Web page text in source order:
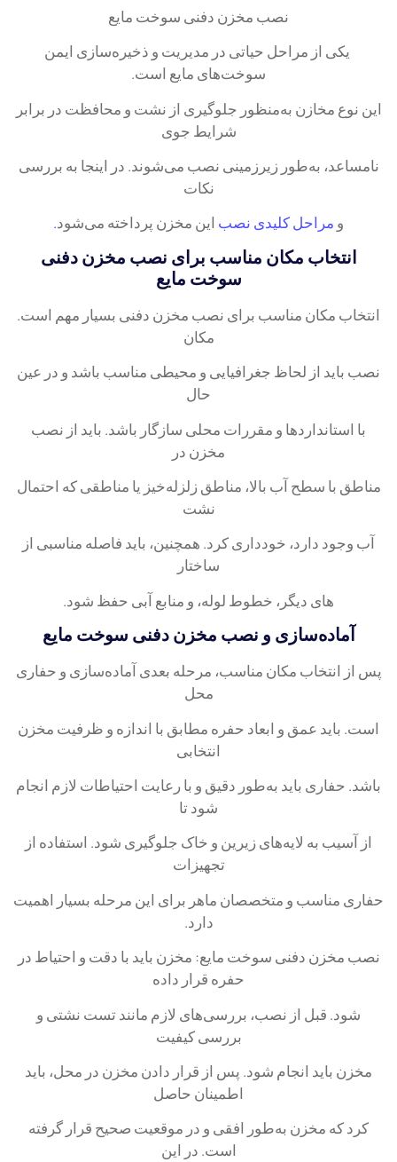
نصب مخزن دفنی سوخت مایع
یکی از مراحل حیاتی در مدیریت و ذخیره‌سازی ایمن
سوخت‌های مایع است.
این نوع مخازن به‌منظور جلوگیری از نشت و محافظت در برابر
شرایط جوی
نامساعد، به‌طور زیرزمینی نصب می‌شوند. در اینجا به بررسی
نکات
ومراحل کلیدی نصباین مخزن پرداخته می‌شود.
انتخاب مکان مناسب برای نصب مخزن دفنی
سوخت مایع
انتخاب مکان مناسب برای نصب مخزن دفنی بسیار مهم است.
مکان
نصب باید از لحاظ جغرافیایی و محیطی مناسب باشد و در عین
حال
با استانداردها و مقررات محلی سازگار باشد. باید از نصب
مخزن در
مناطق با سطح آب بالا، مناطق زلزله‌خیز یا مناطقی که احتمال
نشت
آب وجود دارد، خودداری کرد. همچنین، باید فاصله مناسبی از
ساختار
های دیگر، خطوط لوله، و منابع آبی حفظ شود.
آماده‌سازی و نصب مخزن دفنی سوخت مایع
پس از انتخاب مکان مناسب، مرحله بعدی آماده‌سازی و حفاری
محل
است. باید عمق و ابعاد حفره مطابق با اندازه و ظرفیت مخزن
انتخابی
باشد. حفاری باید به‌طور دقیق و با رعایت احتیاطات لازم انجام
شود تا
از آسیب به لایه‌های زیرین و خاک جلوگیری شود. استفاده از
تجهیزات
حفاری مناسب و متخصصان ماهر برای این مرحله بسیار اهمیت
دارد.
نصب مخزن دفنی سوخت مایع: مخزن باید با دقت و احتیاط در
حفره قرار داده
شود. قبل از نصب، بررسی‌های لازم مانند تست نشتی و
بررسی کیفیت
مخزن باید انجام شود. پس از قرار دادن مخزن در محل، باید
اطمینان حاصل
کرد که مخزن به‌طور افقی و در موقعیت صحیح قرار گرفته
است. در این